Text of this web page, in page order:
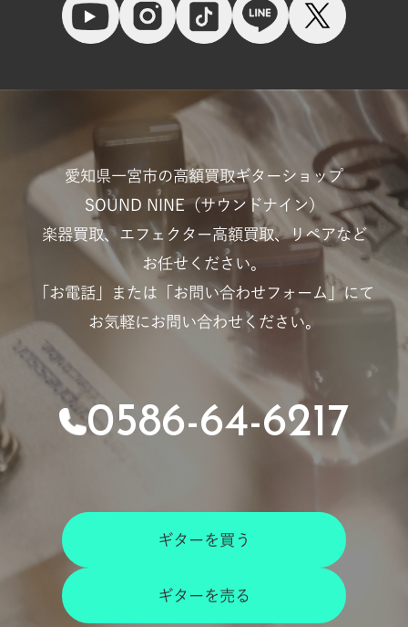
愛知県一宮市の高額買取ギターショップ
SOUND NINE（サウンドナイン）
楽器買取、エフェクター高額買取、リペアなど
お任せください。
「お電話」または「お問い合わせフォーム」にて
お気軽にお問い合わせください。
0586-64-6217
ギターを買う
ギターを売る